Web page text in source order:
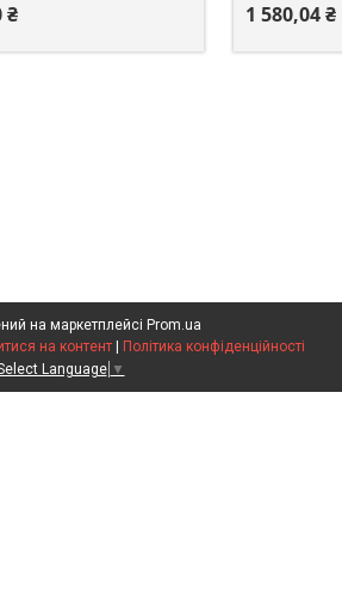
₴ 1 580,04 ₴
на маркетплейсі Prom.ua
на контент
Політика конфіденційності
Language ▼